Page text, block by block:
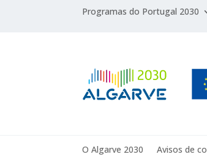
Programas do Portugal 2030
O Algarve 2030 Avisos de